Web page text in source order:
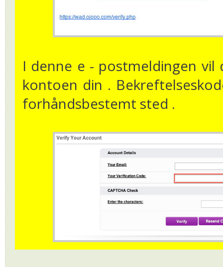
I denne e - postmeldingen
kontoen din .
forhåndsbestemt sted .